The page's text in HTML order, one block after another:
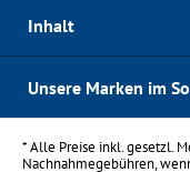
Inhalt
Unsere Marken im
* Alle Preise inkl. gesetzl.
Nachnahmegebühren,